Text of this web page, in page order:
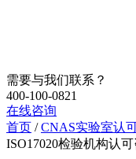
需要与我们联系？
400-100-0821
在线咨询
首页 /CNAS实验室认
ISO17020检验机构认